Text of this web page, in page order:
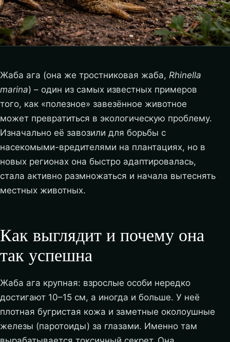
Жаба ага (она же тростниковая жаба, Rhinella
marina) – один из самых известных примеров
того, как «полезное» завезённое животное
может превратиться в экологическую проблему.
Изначально её завозили для борьбы с
насекомыми-вредителями на плантациях, но в
новых регионах она быстро адаптировалась,
стала активно размножаться и начала вытеснять
местных животных.
Как выглядит и почему она
так успешна
Жаба ага крупная: взрослые особи нередко
достигают 10–15 см, а иногда и больше. У неё
плотная бугристая кожа и заметные околоушные
железы (паротоиды) за глазами. Именно там